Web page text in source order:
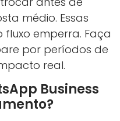
médio. Essas
emperra. Faça
por períodos de
real.
Business